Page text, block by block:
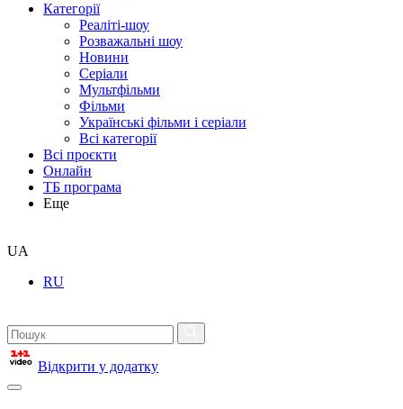
Категорії
Реаліті-шоу
Розважальні шоу
Новини
Серіали
Мультфільми
Фільми
Українські фільми і серіали
Всі категорії
Всі проєкти
Онлайн
ТБ програма
Еще
UA
RU
Відкрити у додатку